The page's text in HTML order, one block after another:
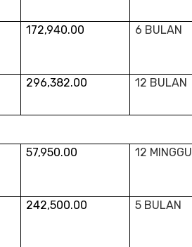
172,940.00 6 BULAN
296,382.00 12 BULAN
57,950.00 12 MINGGU
242,500.00 5 BULAN